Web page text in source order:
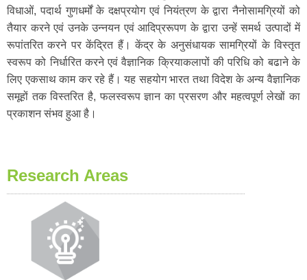
विधाओं, पदार्थ गुणधर्मों के दक्षप्रयोग एवं नियंत्रण के द्वारा नैनोसामग्रियों को
तैयार करने एवं उनके उन्नयन एवं आदिप्ररूपण के द्वारा उन्हें समर्थ उत्पादों में
रूपांतरित करने पर केंद्रित हैं। केंद्र के अनुसंधायक सामग्रियों के विस्तृत
स्वरूप को निर्धारित करने एवं वैज्ञानिक क्रियाकलापों की परिधि को बढाने के
लिए एकसाथ काम कर रहे हैं। यह सहयोग भारत तथा विदेश के अन्य वैज्ञानिक
समूहों तक विस्तरित है, फलस्वरूप ज्ञान का प्रसरण और महत्वपूर्ण लेखों का
प्रकाशन संभव हुआ है।
Research Areas